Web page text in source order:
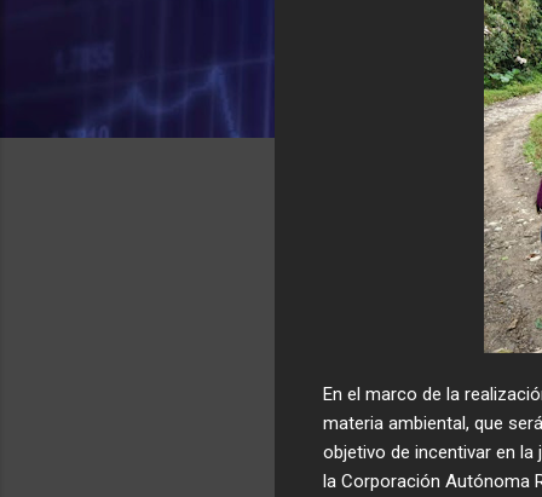
En el marco de la
materia ambiental, que
objetivo de incentivar en
la Corporación Autónoma